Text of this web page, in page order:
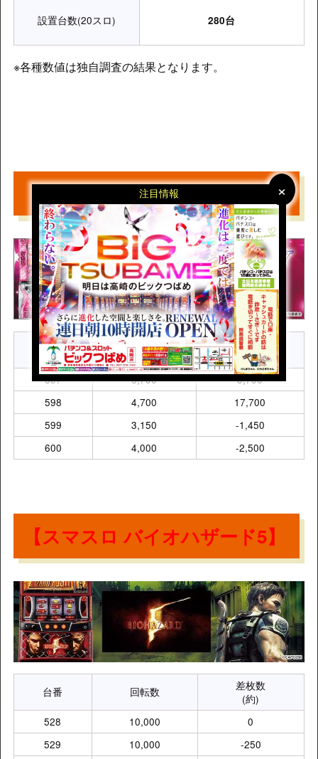
×
×
注目情報
設置台数(20スロ) 280台
※各種数値は独自調査の結果となります。
【L ToLOVEるダークネス】
台番 回転数
差枚数
(約)
597
6,700
3,700
598
4,700
17,700
599
3,150
-1,450
600
4,000 -2,500
【スマスロ バイオハザード5】
台番 回転数
差枚数
(約)
528
10,000
0
529
10,000
-250